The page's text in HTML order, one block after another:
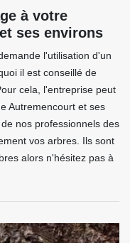
à votre
ses environs
l'utilisation d'un
il est conseillé de
cela, l'entreprise peut
Autremencourt et ses
nos professionnels des
vos arbres. Ils sont
alors n'hésitez pas à